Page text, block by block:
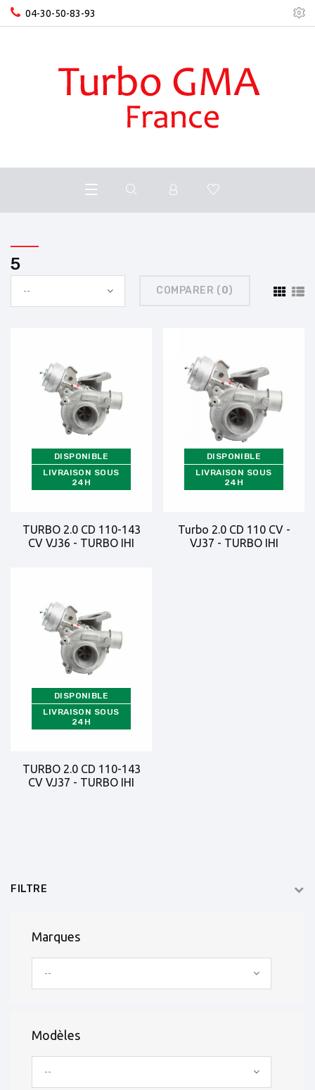
04-30-50-83-93
5
-- COMPARER (0)
DISPONIBLE
LIVRAISON SOUS
24H
TURBO 2.0 CD 110-143
CV VJ36 - TURBO IHI
DISPONIBLE
LIVRAISON SOUS
24H
Turbo 2.0 CD 110 CV -
VJ37 - TURBO IHI
DISPONIBLE
LIVRAISON SOUS
24H
TURBO 2.0 CD 110-143
CV VJ37 - TURBO IHI
FILTRE
Marques
--
Modèles
--